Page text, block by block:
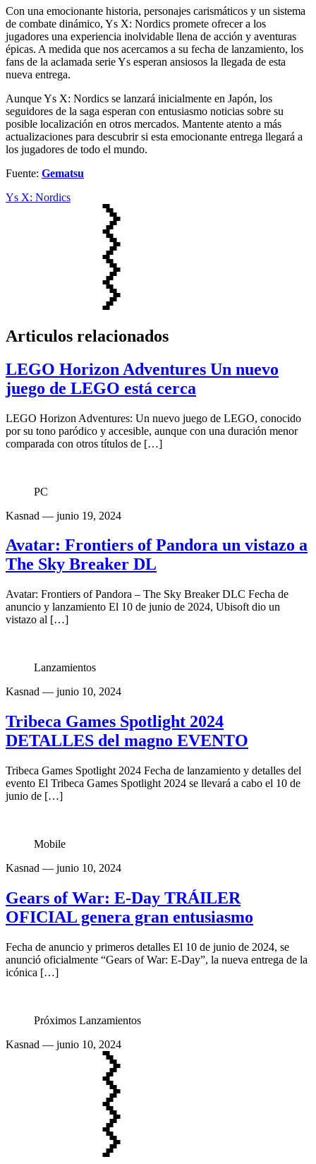
Con una emocionante historia, personajes carismáticos y un sistema
de combate dinámico, Ys X: Nordics promete ofrecer a los
jugadores una experiencia inolvidable llena de acción y aventuras
épicas. A medida que nos acercamos a su fecha de lanzamiento, los
fans de la aclamada serie Ys esperan ansiosos la llegada de esta
nueva entrega.
Aunque Ys X: Nordics se lanzará inicialmente en Japón, los
seguidores de la saga esperan con entusiasmo noticias sobre su
posible localización en otros mercados. Mantente atento a más
actualizaciones para descubrir si esta emocionante entrega llegará a
los jugadores de todo el mundo.
Fuente: Gematsu
Ys X: Nordics
Articulos relacionados
LEGO Horizon Adventures Un nuevo
juego de LEGO está cerca
LEGO Horizon Adventures: Un nuevo juego de LEGO, conocido
por su tono paródico y accesible, aunque con una duración menor
comparada con otros títulos de […]
PC
Kasnad — junio 19, 2024
Avatar: Frontiers of Pandora un vistazo a
The Sky Breaker DL
Avatar: Frontiers of Pandora – The Sky Breaker DLC Fecha de
anuncio y lanzamiento El 10 de junio de 2024, Ubisoft dio un
vistazo al […]
Lanzamientos
Kasnad — junio 10, 2024
Tribeca Games Spotlight 2024
DETALLES del magno EVENTO
Tribeca Games Spotlight 2024 Fecha de lanzamiento y detalles del
evento El Tribeca Games Spotlight 2024 se llevará a cabo el 10 de
junio de […]
Mobile
Kasnad — junio 10, 2024
Gears of War: E-Day TRÁILER
OFICIAL genera gran entusiasmo
Fecha de anuncio y primeros detalles El 10 de junio de 2024, se
anunció oficialmente “Gears of War: E-Day”, la nueva entrega de la
icónica […]
Próximos Lanzamientos
Kasnad — junio 10, 2024